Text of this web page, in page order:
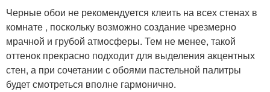
Черные обои не рекомендуется клеить на всех стенах в
комнате , поскольку возможно создание чрезмерно
мрачной и грубой атмосферы. Тем не менее, такой
оттенок прекрасно подходит для выделения акцентных
стен, а при сочетании с обоями пастельной палитры
будет смотреться вполне гармонично.